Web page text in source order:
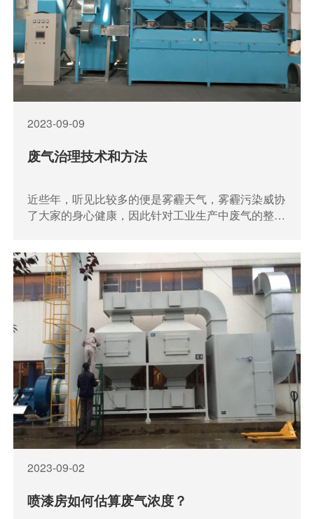
2023-09-09
废气治理技术和方法
近些年，听见比较多的便是雾霾天气，雾霾污染威协
了大家的身心健康，因此针对工业生产中废气的整治
2023-09-02
喷漆房如何估算废气浓度？